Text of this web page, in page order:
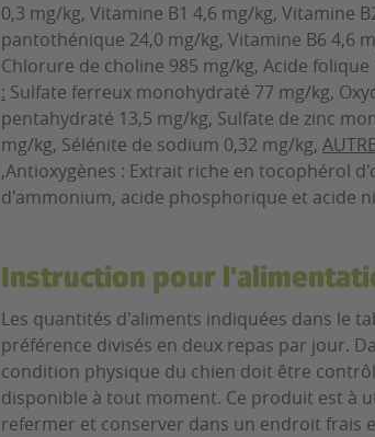
0,3 mg/kg, Vitamine B1 4,6 mg/kg, Vitamine
pantothénique 24,0 mg/kg, Vitamine B6 4,6
Chlorure de choline 985 mg/kg, Acide
: Sulfate ferreux monohydraté 77 mg/kg,
pentahydraté 13,5 mg/kg, Sulfate de zinc
mg/kg, Sélénite de sodium 0,32 mg/kg,
,Antioxygènes : Extrait riche en tocophérol
d'ammonium, acide phosphorique et acide
Instruction pour
Les quantités d'aliments indiquées dans le
préférence divisés en deux repas par jour.
condition physique du chien doit être
disponible à tout moment. Ce produit est à
refermer et conserver dans un endroit frais